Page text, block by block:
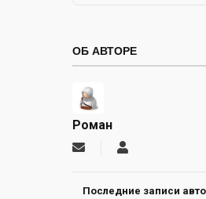
ОБ АВТОРЕ
Роман
Подписаться
автора
Роман
Последние записи